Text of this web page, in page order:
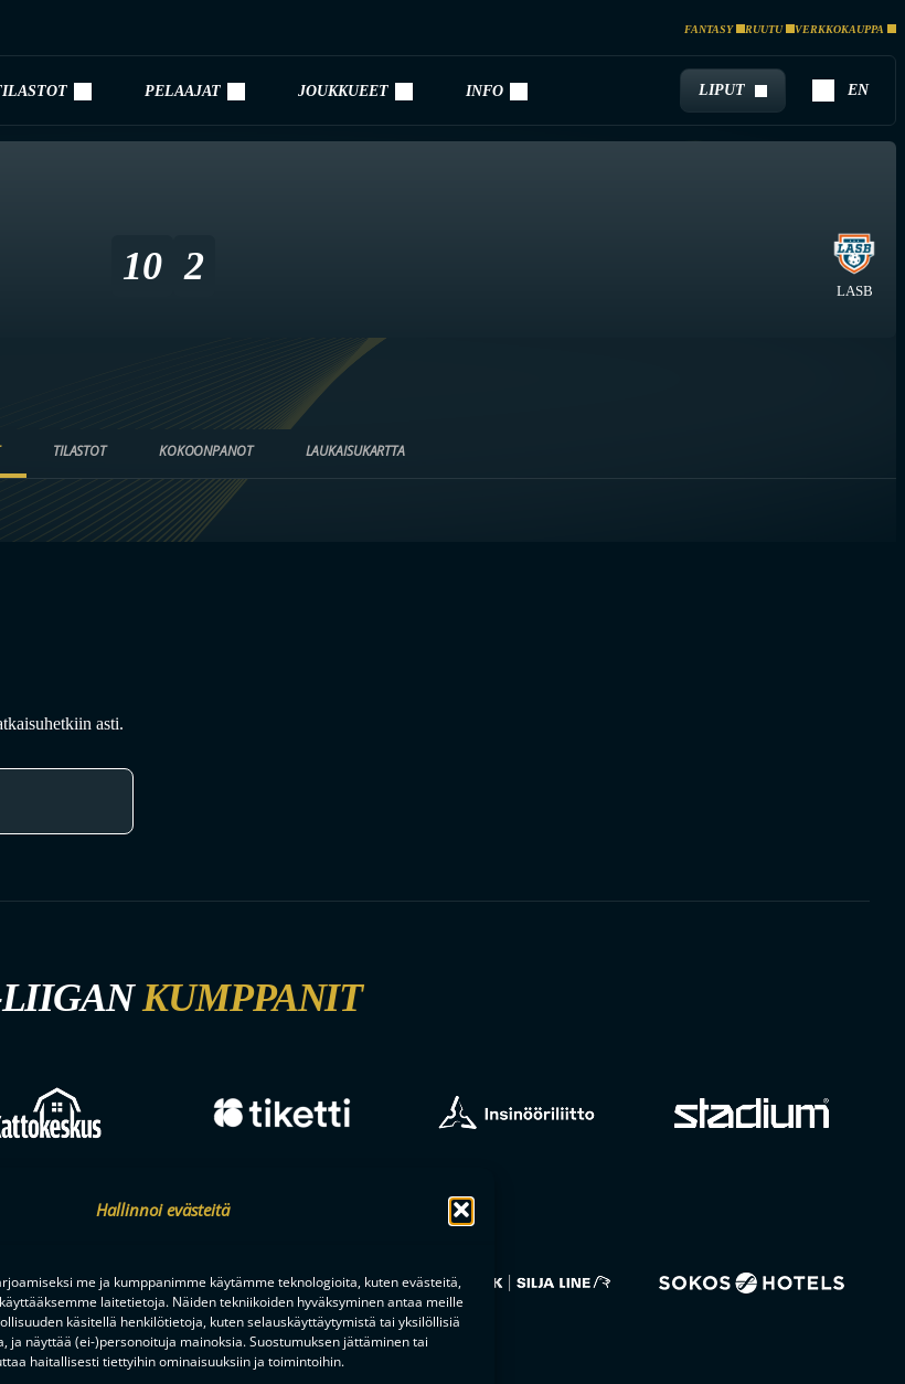
Hallinnoi evästeitä
me ja kumppanimme käytämme teknologioita, kuten evästeitä,
laitetietoja. Näiden tekniikoiden hyväksyminen antaa meille
käsitellä henkilötietoja, kuten selauskäyttäytymistä tai yksilöllisiä
ja näyttää (ei-)personoituja mainoksia. Suostumuksen jättäminen tai
haitallisesti tiettyihin ominaisuuksiin ja toimintoihin.
FANTASY RUUTU VERKKOKAUPPA
PELAAJAT JOUKKUEET INFO LIPUT EN
10 2
LASB
TILASTOT KOKOONPANOT LAUKAISUKARTTA
asti.
KUMPPANIT